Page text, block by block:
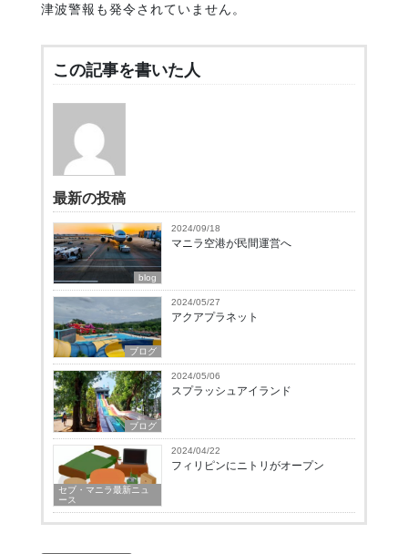
津波警報も発令されていません。
この記事を書いた人
最新の投稿
blog
2024/09/18
マニラ空港が民間運営へ
ブログ
2024/05/27
アクアプラネット
ブログ
2024/05/06
スプラッシュアイランド
セブ・マニラ最新ニュ
ース
2024/04/22
フィリピンにニトリがオープン